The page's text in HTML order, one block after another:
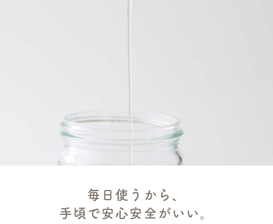
毎日使うから、
手頃で安心安全がいい。